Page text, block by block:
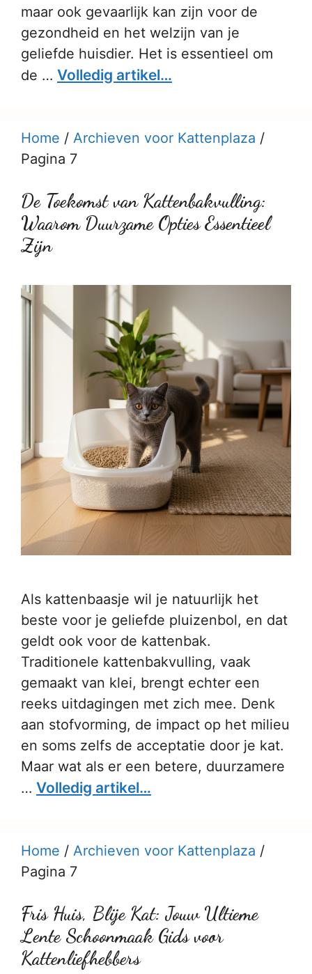
maar ook gevaarlijk kan zijn voor de
gezondheid en het welzijn van je
geliefde huisdier. Het is essentieel om
de … Volledig artikel…
Home / Archieven voor Kattenplaza /
Pagina 7
De Toekomst van Kattenbakvulling:
Waarom Duurzame Opties Essentieel
Zijn
Als kattenbaasje wil je natuurlijk het
beste voor je geliefde pluizenbol, en dat
geldt ook voor de kattenbak.
Traditionele kattenbakvulling, vaak
gemaakt van klei, brengt echter een
reeks uitdagingen met zich mee. Denk
aan stofvorming, de impact op het milieu
en soms zelfs de acceptatie door je kat.
Maar wat als er een betere, duurzamere
… Volledig artikel…
Home / Archieven voor Kattenplaza /
Pagina 7
Fris Huis, Blije Kat: Jouw Ultieme
Lente Schoonmaak Gids voor
Kattenliefhebbers